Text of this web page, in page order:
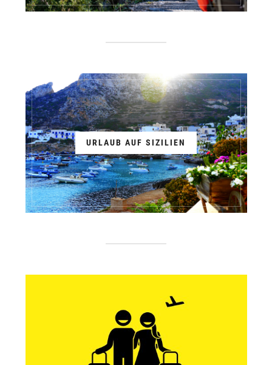
URLAUB AUF SIZILIEN